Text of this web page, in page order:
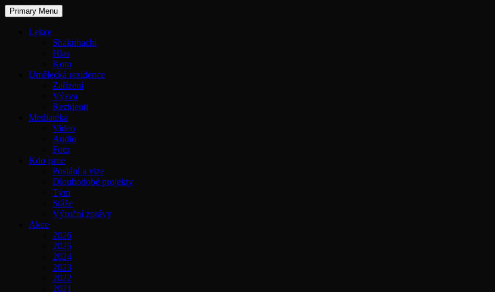
Primary Menu
Lekce
Shakuhachi
Hlas
Koto
Umělecká rezidence
Zařízení
Výzva
Rezidenti
Mediatéka
Video
Audio
Foto
Kdo jsme
Poslání a vize
Dlouhodobé projekty
Tým
Stáže
Výroční zprávy
Akce
2026
2025
2024
2023
2022
2021